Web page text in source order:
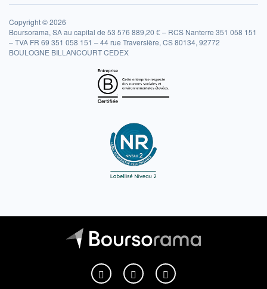
Copyright © 2026
Boursorama, SA au capital de 53 576 889,20 € – RCS Nanterre 351 058 151
– TVA FR 69 351 058 151 – 44 rue Traversière, CS 80134, 92772
BOULOGNE BILLANCOURT CEDEX
Boursorama sur Facebook
Boursorama sur XBoursorama sur